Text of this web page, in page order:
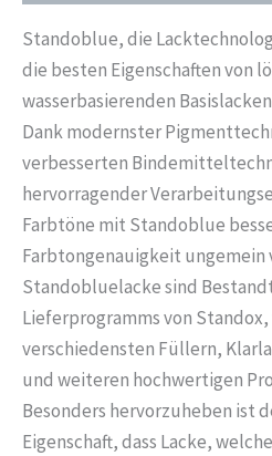
Standoblue, die
die besten Eigenschaften von
wasserbasierenden
Dank modernster
verbesserten
hervorragender
Farbtöne mit Standoblue
Farbtongenauigkeit ungemein
Standobluelacke sind
Lieferprogramms von Standox,
verschiedensten Füllern,
und weiteren hochwertigen
Besonders hervorzuheben ist
Eigenschaft, dass Lacke,